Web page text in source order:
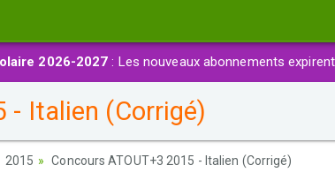
2026-2027 : Les nouveaux abonnements
- Italien (Corrigé)
2015 Concours ATOUT+3 2015 - Italien (Corrigé)